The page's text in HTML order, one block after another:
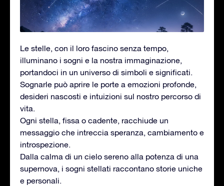
Le stelle, con il loro fascino senza tempo,
illuminano i sogni e la nostra immaginazione,
portandoci in un universo di simboli e significati.
Sognarle può aprire le porte a emozioni profonde,
desideri nascosti e intuizioni sul nostro percorso di
vita.
Ogni stella, fissa o cadente, racchiude un
messaggio che intreccia speranza, cambiamento e
introspezione.
Dalla calma di un cielo sereno alla potenza di una
supernova, i sogni stellati raccontano storie uniche
e personali.